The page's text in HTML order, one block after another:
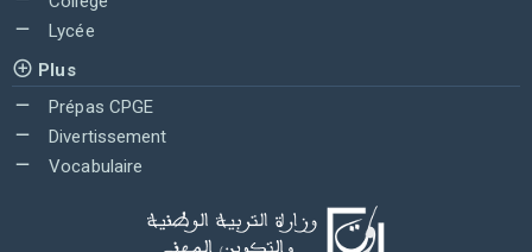
Lycée
Plus
Prépas CPGE
Divertissement
Vocabulaire